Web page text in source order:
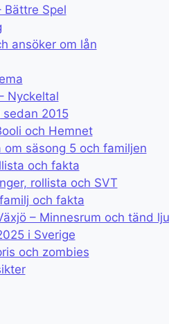
Bättre Spel
ansöker om lån
Nyckeltal
2015
och Hemnet
säsong 5 och familjen
och fakta
rollista och SVT
och fakta
– Minnesrum och tänd
i Sverige
och zombies